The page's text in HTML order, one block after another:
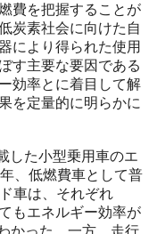
費を把握することが
炭素社会に向けた自
により得られた使用
す主要な要因である
効率とに着目して解
を定量的に明らかに
した小型乗用車のエ
、低燃費車として普
車は、それぞれ
もエネルギー効率が
かった。一方、走行